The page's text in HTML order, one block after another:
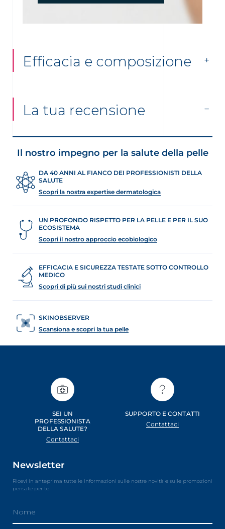
Efficacia e composizione
La tua recensione
Il nostro impegno per la salute della pelle
DA 40 ANNI AL FIANCO DEI PROFESSIONISTI DELLA
SALUTE
Scopri la nostra expertise dermatologica
UN PROFONDO RISPETTO PER LA PELLE E PER IL SUO
ECOSISTEMA
Scopri il nostro approccio ecobiologico
EFFICACIA E SICUREZZA TESTATE SOTTO CONTROLLO
MEDICO
Scopri di più sui nostri studi clinici
SKINOBSERVER
Scansiona e scopri la tua pelle
SEI UN
PROFESSIONISTA
DELLA SALUTE?
Contattaci
SUPPORTO E CONTATTI
Contattaci
Newsletter
Ricevi in anteprima tutte le informazioni sulle nostre novità e sulle promozioni
pensate per te